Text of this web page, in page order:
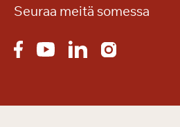
Seuraa meitä somessa